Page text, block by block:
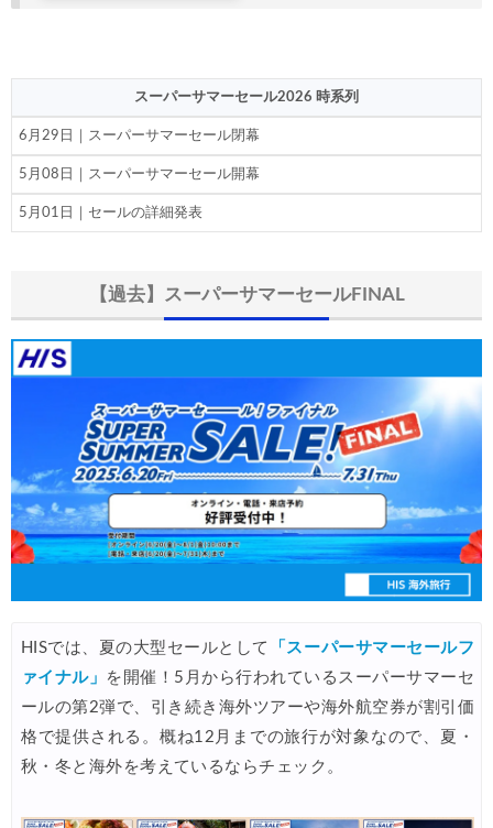
05/28 楽天トラベル) 海外ツアー 最大50,000円OFFクーポン
05/27 JTB) 海外ツアー(冬・春) 最大40,000円OFFクーポン
05/27 JTB) 海外ツアー(秋・冬) 最大20,000円OFFクーポン
05/25 Trip.com) 海外航空券(アジア・ハワイ) 6,900円~
05/23
HIS) 海外旅行タイムセール
05/22 楽天トラベル) 海外ツアー 最大50,000円OFFクーポン
05/21 HIS) 海外航空券タイムセール
05/20 楽天トラベル) 海外ツアー 最大30,000円OFFクーポン
05/19 HIS) 海外航空券 2,000円OFFクーポン
05/15 楽天トラベル) 海外ツアー 最大30,000円OFFクーポン
05/16 楽天トラベル) 海外ツアー 最大50,000円OFFクーポン
05/14 Trip.com) 海外航空券 最大3,000円OFFクーポン
スーパーサマーセール2026 時系列
6月29日｜スーパーサマーセール閉幕
5月08日｜スーパーサマーセール開幕
5月01日｜セールの詳細発表
【過去】スーパーサマーセールFINAL
HISでは、夏の大型セールとして
「スーパーサマーセールフ
ァイナル」
を開催！5月から行われているスーパーサマーセ
ールの第2弾で、引き続き海外ツアーや海外航空券が割引価
格で提供される。概ね12月までの旅行が対象なので、夏・
秋・冬と海外を考えているならチェック。